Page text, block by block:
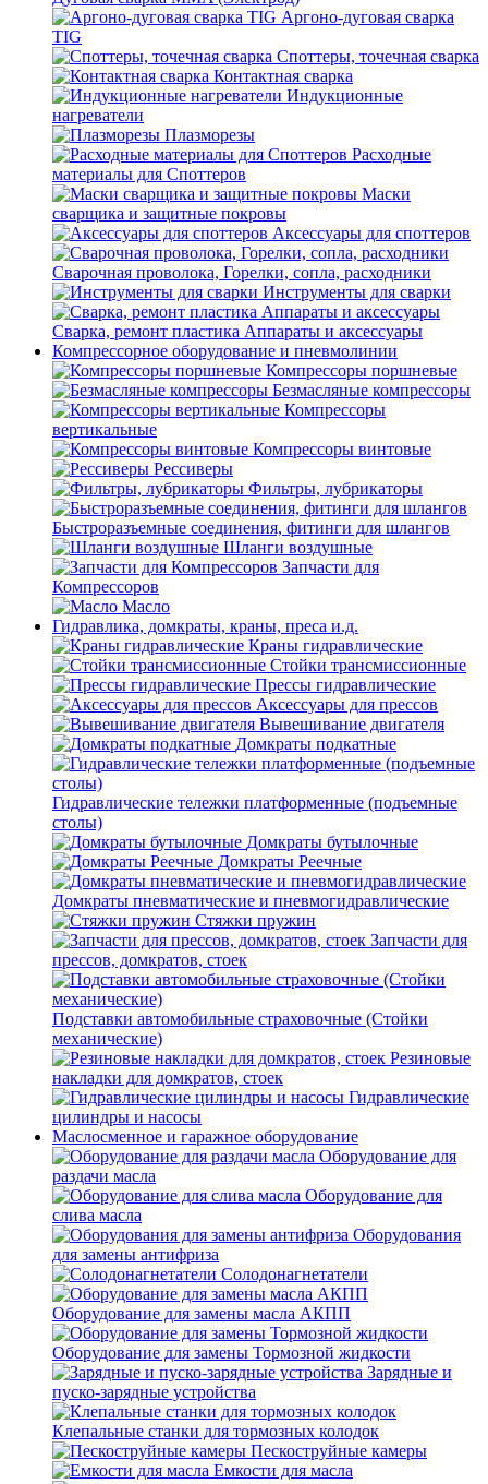
Аргоно-дуговая сварка
TIG
Споттеры, точечная сварка
Контактная сварка
Индукционные
нагреватели
Плазморезы
Расходные
материалы для Споттеров
Маски
сварщика и защитные покровы
Аксессуары для споттеров
Сварочная проволока, Горелки, сопла, расходники
Инструменты для сварки
Сварка, ремонт пластика Аппараты и аксессуары
Компрессорное оборудование и пневмолинии
Компрессоры поршневые
Безмасляные компрессоры
Компрессоры
вертикальные
Компрессоры винтовые
Рессиверы
Фильтры, лубрикаторы
Быстроразъемные соединения, фитинги для шлангов
Шланги воздушные
Запчасти для
Компрессоров
Масло
Гидравлика, домкраты, краны, преса и.д.
Краны гидравлические
Стойки трансмиссионные
Прессы гидравлические
Аксессуары для прессов
Вывешивание двигателя
Домкраты подкатные
Гидравлические тележки платформенные (подъемные
столы)
Домкраты бутылочные
Домкраты Реечные
Домкраты пневматические и пневмогидравлические
Стяжки пружин
Запчасти для
прессов, домкратов, стоек
Подставки автомобильные страховочные (Стойки
механические)
Резиновые
накладки для домкратов, стоек
Гидравлические
цилиндры и насосы
Маслосменное и гаражное оборудование
Оборудование для
раздачи масла
Оборудование для
слива масла
Оборудования
для замены антифриза
Солодонагнетатели
Оборудование для замены масла АКПП
Оборудование для замены Тормозной жидкости
Зарядные и
пуско-зарядные устройства
Клепальные станки для тормозных колодок
Пескоструйные камеры
Емкости для масла